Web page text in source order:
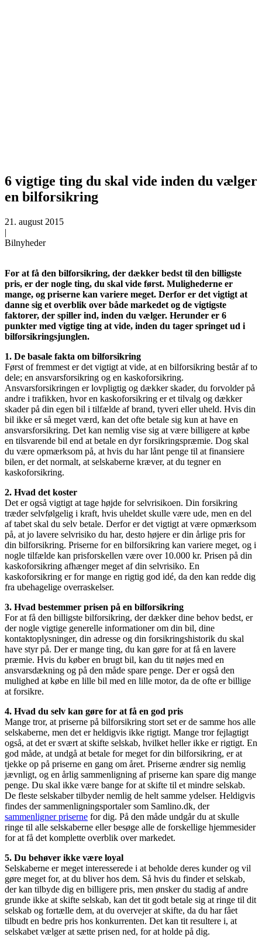
6 vigtige ting du skal vide inden du vælger
en bilforsikring
21. august 2015
|
Bilnyheder
For at få den bilforsikring, der dækker bedst til den billigste
pris, er der nogle ting, du skal vide først. Mulighederne er
mange, og priserne kan variere meget. Derfor er det vigtigt at
danne sig et overblik over både markedet og de vigtigste
faktorer, der spiller ind, inden du vælger. Herunder er 6
punkter med vigtige ting at vide, inden du tager springet ud i
bilforsikringsjunglen.
1. De basale fakta om bilforsikring
Først of fremmest er det vigtigt at vide, at en bilforsikring består af to
dele; en ansvarsforsikring og en kaskoforsikring.
Ansvarsforsikringen er lovpligtig og dækker skader, du forvolder på
andre i trafikken, hvor en kaskoforsikring er et tilvalg og dækker
skader på din egen bil i tilfælde af brand, tyveri eller uheld. Hvis din
bil ikke er så meget værd, kan det ofte betale sig kun at have en
ansvarsforsikring. Det kan nemlig vise sig at være billigere at købe
en tilsvarende bil end at betale en dyr forsikringspræmie. Dog skal
du være opmærksom på, at hvis du har lånt penge til at finansiere
bilen, er det normalt, at selskaberne kræver, at du tegner en
kaskoforsikring.
2. Hvad det koster
Det er også vigtigt at tage højde for selvrisikoen. Din forsikring
træder selvfølgelig i kraft, hvis uheldet skulle være ude, men en del
af tabet skal du selv betale. Derfor er det vigtigt at være opmærksom
på, at jo lavere selvrisiko du har, desto højere er din årlige pris for
din bilforsikring. Priserne for en bilforsikring kan variere meget, og i
nogle tilfælde kan prisforskellen være over 10.000 kr. Prisen på din
kaskoforsikring afhænger meget af din selvrisiko. En
kaskoforsikring er for mange en rigtig god idé, da den kan redde dig
fra ubehagelige overraskelser.
3. Hvad bestemmer prisen på en bilforsikring
For at få den billigste bilforsikring, der dækker dine behov bedst, er
der nogle vigtige generelle informationer om din bil, dine
kontaktoplysninger, din adresse og din forsikringshistorik du skal
have styr på. Der er mange ting, du kan gøre for at få en lavere
præmie. Hvis du køber en brugt bil, kan du tit nøjes med en
ansvarsdækning og på den måde spare penge. Der er også den
mulighed at købe en lille bil med en lille motor, da de ofte er billige
at forsikre.
4. Hvad du selv kan gøre for at få en god pris
Mange tror, at priserne på bilforsikring stort set er de samme hos alle
selskaberne, men det er heldigvis ikke rigtigt. Mange tror fejlagtigt
også, at det er svært at skifte selskab, hvilket heller ikke er rigtigt. En
god måde, at undgå at betale for meget for din bilforsikring, er at
tjekke op på priserne en gang om året. Priserne ændrer sig nemlig
jævnligt, og en årlig sammenligning af priserne kan spare dig mange
penge. Du skal ikke være bange for at skifte til et mindre selskab.
De fleste selskaber tilbyder nemlig de helt samme ydelser. Heldigvis
findes der sammenligningsportaler som Samlino.dk, der
sammenligner priserne for dig. På den måde undgår du at skulle
ringe til alle selskaberne eller besøge alle de forskellige hjemmesider
for at få det komplette overblik over markedet.
5. Du behøver ikke være loyal
Selskaberne er meget interesserede i at beholde deres kunder og vil
gøre meget for, at du bliver hos dem. Så hvis du finder et selskab,
der kan tilbyde dig en billigere pris, men ønsker du stadig af andre
grunde ikke at skifte selskab, kan det tit godt betale sig at ringe til dit
selskab og fortælle dem, at du overvejer at skifte, da du har fået
tilbudt en bedre pris hos konkurrenten. Det kan tit resultere i, at
selskabet vælger at sætte prisen ned, for at holde på dig.